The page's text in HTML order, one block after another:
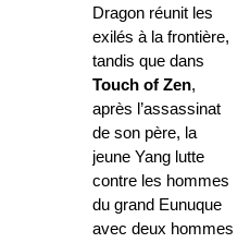
Dragon réunit les
exilés à la frontière,
tandis que dans
Touch of Zen,
après l’assassinat
de son père, la
jeune Yang lutte
contre les hommes
du grand Eunuque
avec deux hommes